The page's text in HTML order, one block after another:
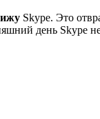
Skype. Это
день Skype